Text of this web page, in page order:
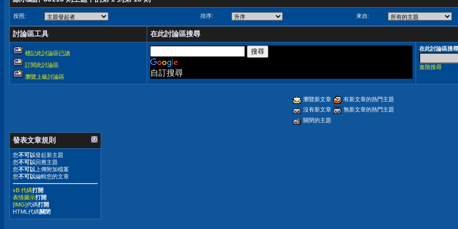
按照: 排序: 來自:
討論區工具 在此討論區搜尋
標記此討論區已讀
訂閱此討論區
瀏覽上級討論區
自訂搜尋
在此討論區搜尋
進階搜尋
瀏覽新文章
有新文章的熱門主題
沒有新文章
無新文章的熱門主題
關閉的主題
發表文章規則
您不可以發起新主題
您不可以回應主題
您不可以 上傳附加檔案
您不可以編輯您的文章
vB 代碼打開
表情圖示打開
[IMG]代碼打開
HTML代碼關閉